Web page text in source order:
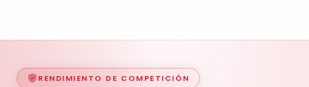
RENDIMIENTO DE COMPETICIÓN